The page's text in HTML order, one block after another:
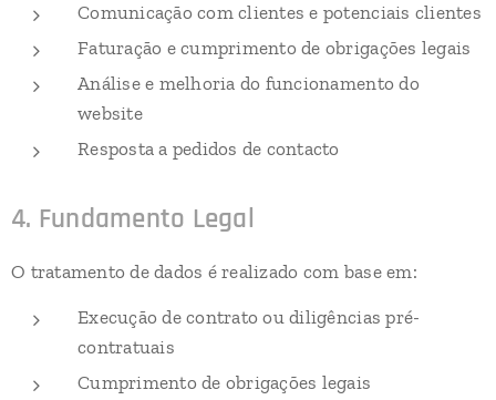
Comunicação com clientes e potenciais clientes
Faturação e cumprimento de obrigações legais
Análise e melhoria do funcionamento do
website
Resposta a pedidos de contacto
4. Fundamento Legal
O tratamento de dados é realizado com base em:
Execução de contrato ou diligências pré-
contratuais
Cumprimento de obrigações legais